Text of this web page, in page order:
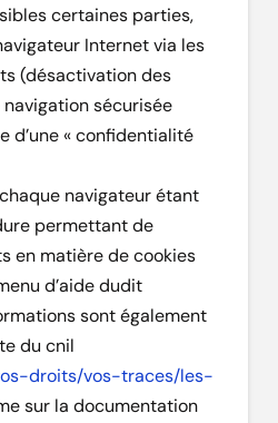
certaines parties,
Internet via les
(désactivation des
navigation sécurisée
d’une « confidentialité
navigateur étant
permettant de
en matière de cookies
d’aide dudit
sont également
du cnil
droits/vos-traces/les-
sur la documentation